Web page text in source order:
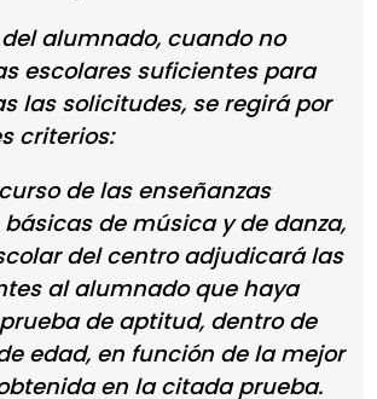
alumnado, cuando no
escolares suficientes para
las solicitudes, se regirá por
criterios:
de las enseñanzas
de música y de danza,
del centro adjudicará las
al alumnado que haya
de aptitud, dentro de
edad, en función de la mejor
en la citada prueba.